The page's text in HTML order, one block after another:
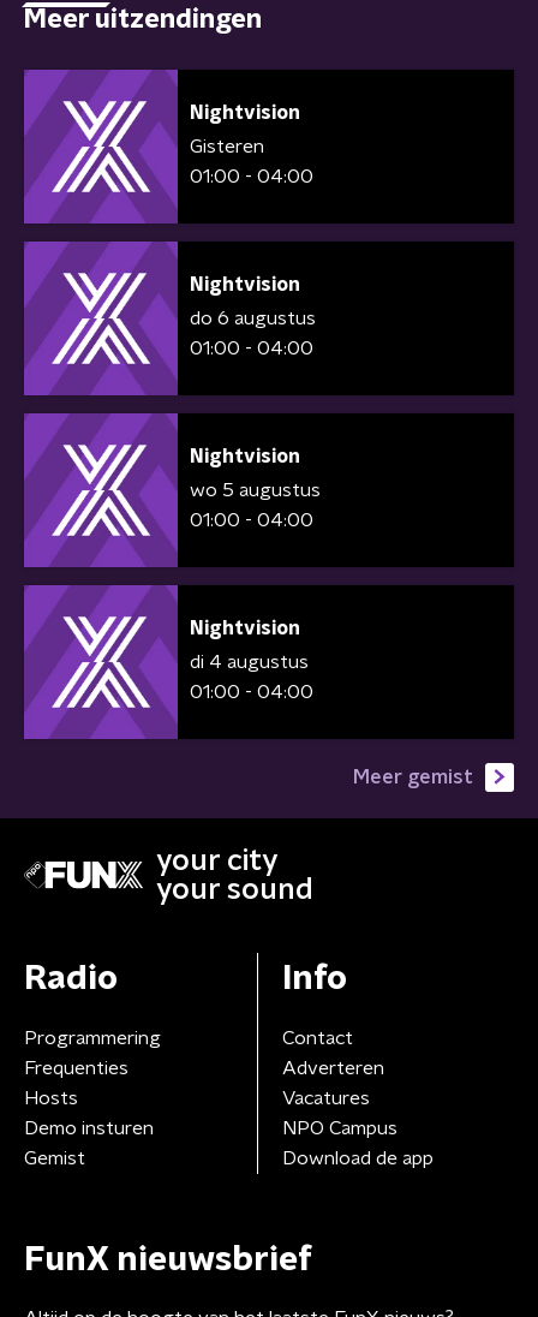
Meer uitzendingen
Nightvision
Gisteren
01:00 - 04:00
Nightvision
do 6 augustus
01:00 - 04:00
Nightvision
wo 5 augustus
01:00 - 04:00
Nightvision
di 4 augustus
01:00 - 04:00
Meer gemist
your city
your sound
Radio
Programmering
Frequenties
Hosts
Demo insturen
Gemist
Info
Contact
Adverteren
Vacatures
NPO Campus
Download de app
FunX nieuwsbrief